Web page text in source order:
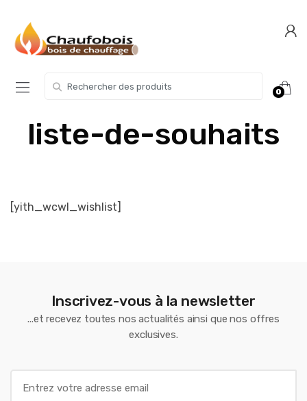
navigation
content
0
liste-de-souhaits
[yith_wcwl_wishlist]
Inscrivez-vous à la newsletter
...et recevez toutes nos actualités ainsi que nos offres
exclusives.